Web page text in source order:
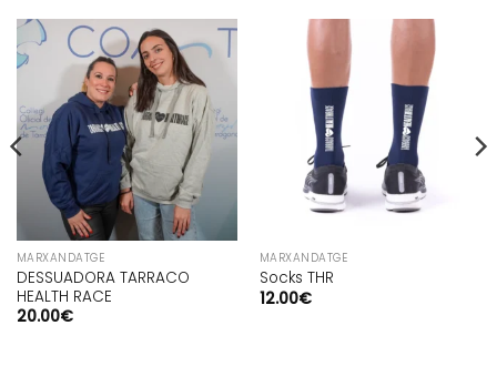
MARXANDATGE
DESSUADORA TARRACO
HEALTH RACE
20.00€
MARXANDATGE
Socks THR
12.00€